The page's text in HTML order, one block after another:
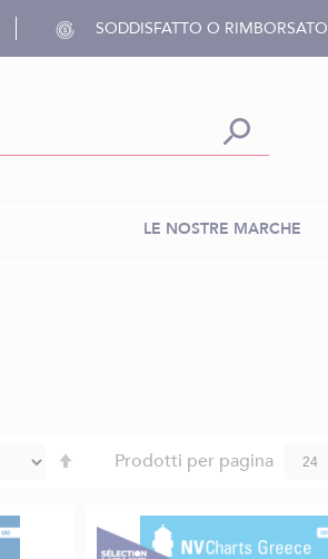
SODDISFATTO O RIMBORSATO
LE NOSTRE MARCHE
Imposta
decrescente
Prodotti per pagina